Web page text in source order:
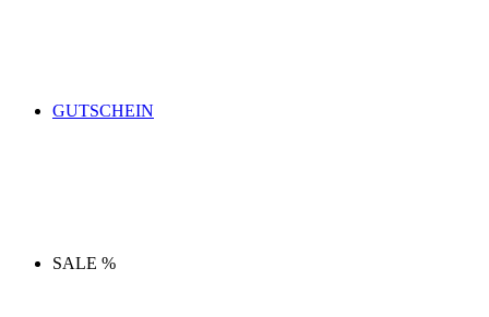
GUTSCHEIN
SALE %